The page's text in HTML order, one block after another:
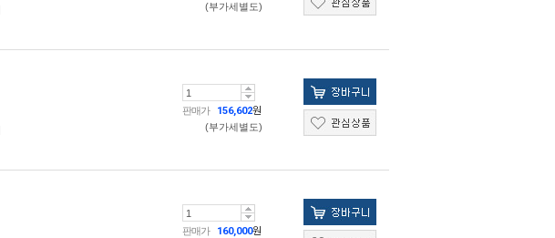
(부가세별도)
판매가 156,602원
(부가세별도)
판매가 160,000원